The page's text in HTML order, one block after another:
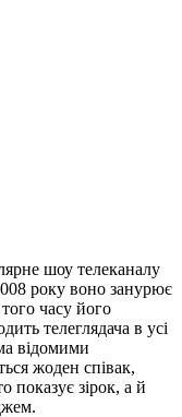
шоу телеканалу
року воно занурює
часу його
телеглядача в усі
відомими
жоден співак,
показує зірок, а й